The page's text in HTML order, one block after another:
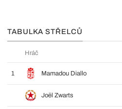
TABULKA STŘELCŮ
Hráč
1 Mamadou Diallo
Joël Zwarts